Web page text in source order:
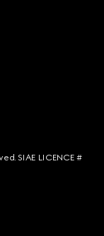
SIAE LICENCE #